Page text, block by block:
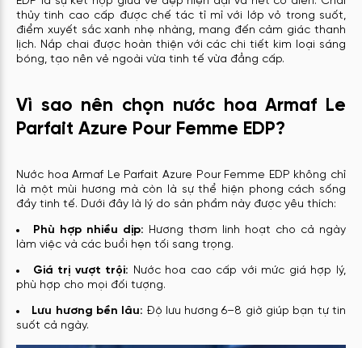
thủy tinh cao cấp được chế tác tỉ mỉ với lớp vỏ trong suốt,
điểm xuyết sắc xanh nhẹ nhàng, mang đến cảm giác thanh
lịch. Nắp chai được hoàn thiện với các chi tiết kim loại sáng
bóng, tạo nên vẻ ngoài vừa tinh tế vừa đẳng cấp.
Vì sao nên chọn nước hoa Armaf Le
Parfait Azure Pour Femme EDP?
Nước hoa Armaf Le Parfait Azure Pour Femme EDP không chỉ
là một mùi hương mà còn là sự thể hiện phong cách sống
đầy tinh tế. Dưới đây là lý do sản phẩm này được yêu thích:
Phù hợp nhiều dịp: Hương thơm linh hoạt cho cả ngày
làm việc và các buổi hẹn tối sang trọng.
Giá trị vượt trội: Nước hoa cao cấp với mức giá hợp lý,
phù hợp cho mọi đối tượng.
Lưu hương bền lâu: Độ lưu hương 6–8 giờ giúp bạn tự tin
suốt cả ngày.